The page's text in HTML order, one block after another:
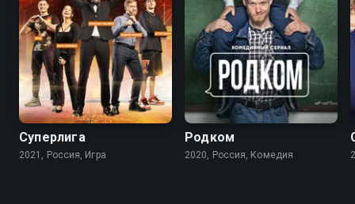
5.1
Суперлига
2021, Россия, Игра
7.9
Родком
2020, Россия, Комедия